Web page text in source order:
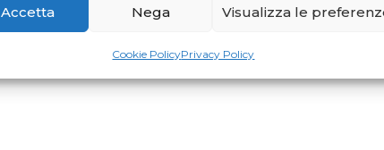
Accetta Nega Visualizza le
Cookie PolicyPrivacy Policy
NEWS